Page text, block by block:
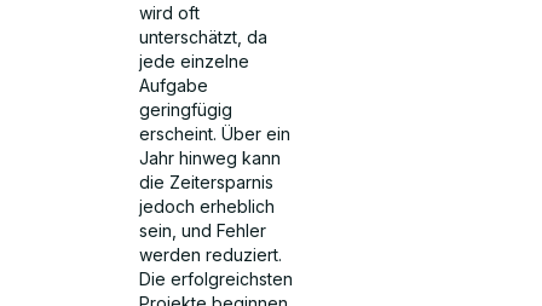
wird oft
unterschätzt, da
jede einzelne
Aufgabe
geringfügig
erscheint. Über ein
Jahr hinweg kann
die Zeitersparnis
jedoch erheblich
sein, und Fehler
werden reduziert.
Die erfolgreichsten